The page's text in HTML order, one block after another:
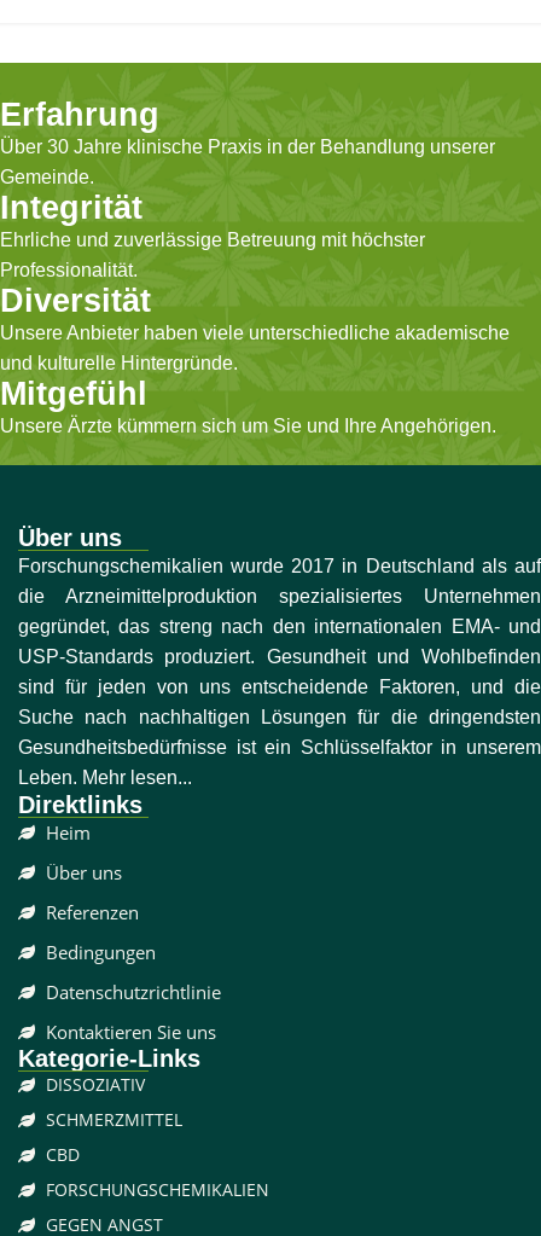
Erfahrung
Über 30 Jahre klinische Praxis in der Behandlung unserer
Gemeinde.
Integrität
Ehrliche und zuverlässige Betreuung mit höchster
Professionalität.
Diversität
Unsere Anbieter haben viele unterschiedliche akademische
und kulturelle Hintergründe.
Mitgefühl
Unsere Ärzte kümmern sich um Sie und Ihre Angehörigen.
Über uns
Forschungschemikalien wurde 2017 in Deutschland als auf
die Arzneimittelproduktion spezialisiertes Unternehmen
gegründet, das streng nach den internationalen EMA- und
USP-Standards produziert. Gesundheit und Wohlbefinden
sind für jeden von uns entscheidende Faktoren, und die
Suche nach nachhaltigen Lösungen für die dringendsten
Gesundheitsbedürfnisse ist ein Schlüsselfaktor in unserem
Leben. Mehr lesen...
Direktlinks
Heim
Über uns
Referenzen
Bedingungen
Datenschutzrichtlinie
Kontaktieren Sie uns
Kategorie-Links
DISSOZIATIV
SCHMERZMITTEL
CBD
FORSCHUNGSCHEMIKALIEN
GEGEN ANGST